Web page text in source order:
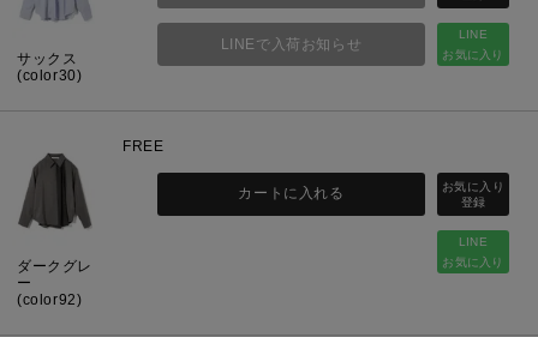
サックス
(color30)
LINE
お気に入り
LINEで入荷お知らせ
ダークグレ
ー
(color92)
FREE
LINE
お気に入り
カートに入れる